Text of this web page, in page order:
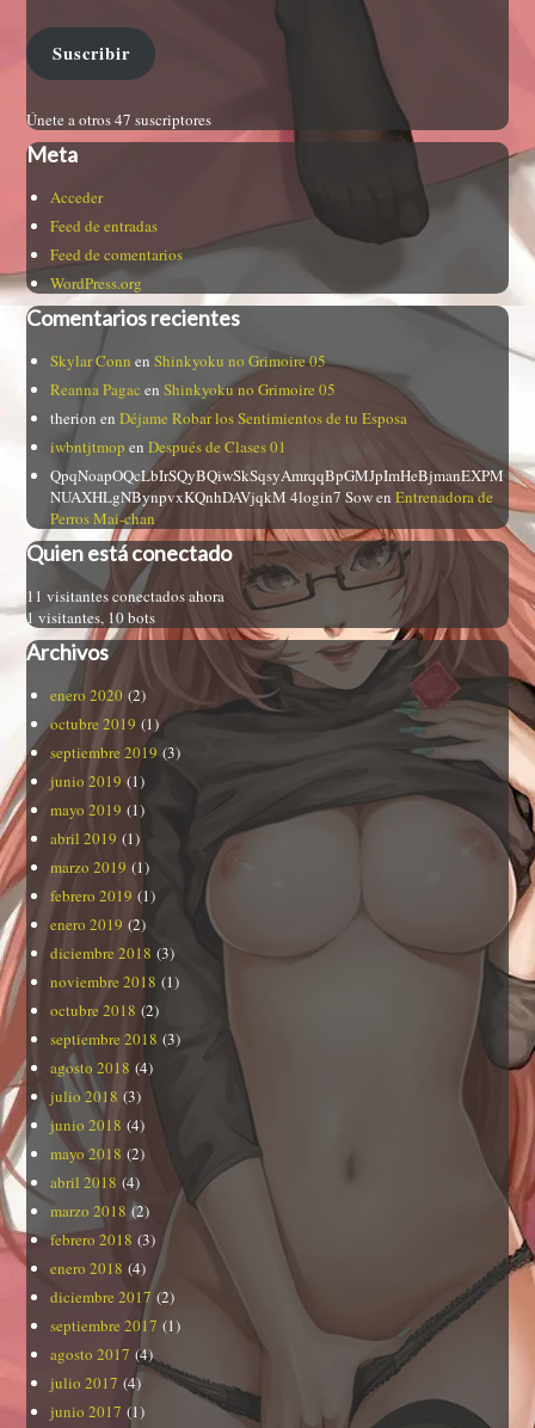
Suscribir
Únete a otros 47 suscriptores
Meta
Acceder
Feed de entradas
Feed de comentarios
WordPress.org
Comentarios recientes
Skylar Conn enShinkyoku no Grimoire 05
Reanna Pagac enShinkyoku no Grimoire 05
therion enDéjame Robar los Sentimientos de tu Esposa
iwbntjtmop enDespués de Clases 01
QpqNoapOQcLbIrSQyBQiwSkSqsyAmrqqBpGMJpImHeBjmanEXPM
NUAXHLgNBynpvxKQnhDAVjqkM 4login7 SowenEntrenadora de
Perros Mai-chan
Quien está conectado
11 visitantes conectados ahora
1 visitantes, 10 bots
Archivos
enero 2020 (2)
octubre 2019 (1)
septiembre 2019 (3)
junio 2019 (1)
mayo 2019 (1)
abril 2019 (1)
marzo 2019 (1)
febrero 2019 (1)
enero 2019 (2)
diciembre 2018 (3)
noviembre 2018 (1)
octubre 2018 (2)
septiembre 2018 (3)
agosto 2018 (4)
julio 2018 (3)
junio 2018 (4)
mayo 2018 (2)
abril 2018 (4)
marzo 2018 (2)
febrero 2018 (3)
enero 2018 (4)
diciembre 2017 (2)
septiembre 2017 (1)
agosto 2017 (4)
julio 2017 (4)
junio 2017 (1)